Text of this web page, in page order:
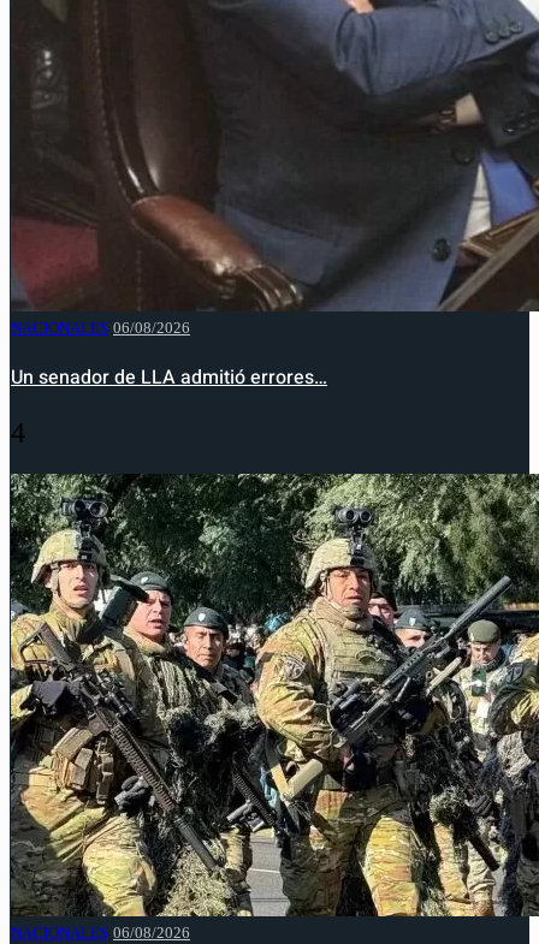
NACIONALES 06/08/2026
Un senador de LLA admitió errores…
4
NACIONALES 06/08/2026